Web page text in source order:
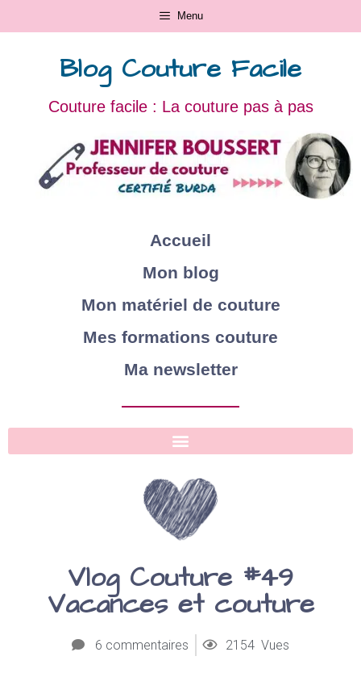
Menu
Blog Couture Facile
Couture facile : La couture pas à pas
Accueil
Mon blog
Mon matériel de couture
Mes formations couture
Ma newsletter
Vlog Couture #49
Vacances et couture
6 commentaires 2154 Vues